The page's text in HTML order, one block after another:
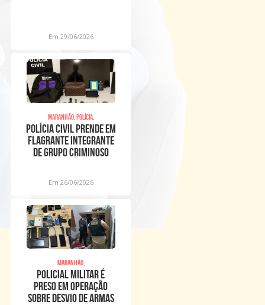
Em 29/06/2026
Maranhão, Polícia,
POLÍCIA CIVIL PRENDE EM
FLAGRANTE INTEGRANTE
DE GRUPO CRIMINOSO
Em 26/06/2026
Maranhão,
Policial Militar é
preso em operação
sobre desvio de armas